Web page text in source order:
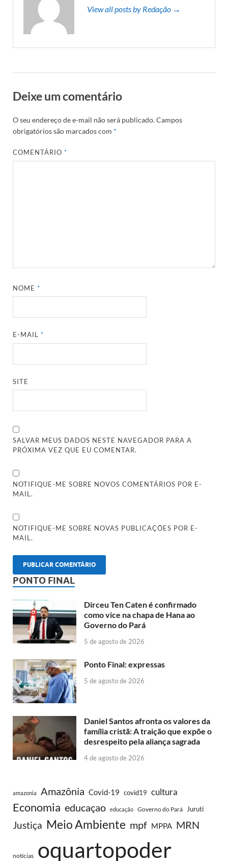
View all posts by Redação →
Deixe um comentário
O seu endereço de e-mail não será publicado.Campos
obrigatórios são marcados com *
COMENTÁRIO*
NOME*
E-MAIL*
SITE
SALVAR MEUS DADOS NESTE NAVEGADOR PARA A
PRÓXIMA VEZ QUE EU COMENTAR.
NOTIFIQUE-ME SOBRE NOVOS COMENTÁRIOS POR E-
MAIL.
NOTIFIQUE-ME SOBRE NOVAS PUBLICAÇÕES POR E-
MAIL.
PONTO FINAL
Dirceu Ten Caten é confirmado
como vice na chapa de Hana ao
Governo do Pará
5 de agosto de 2026
Ponto Final: expressas
5 de agosto de 2026
Daniel Santos afronta os valores da
família cristã: A traição que expõe o
desrespeito pela aliança sagrada
4 de agosto de 2026
amazonia Amazônia Covid-19 covid19 cultura
Economia educaçao educação Governo do Pará Juruti
Justiça Meio Ambiente mpf MPPA MRN
notícias oquartopoder